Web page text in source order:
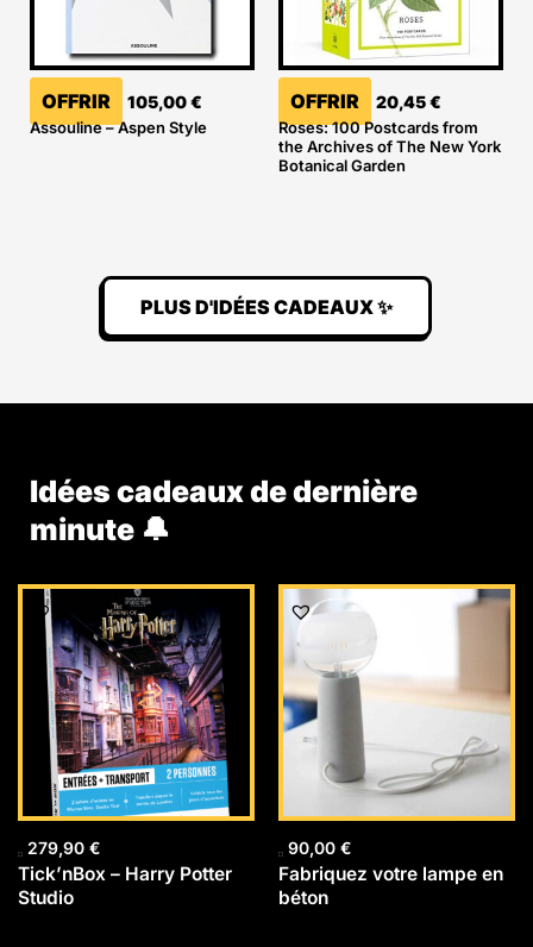
OFFRIR 105,00€
Assouline – Aspen Style
OFFRIR 20,45€
Roses: 100 Postcards from
the Archives of The New York
Botanical Garden
PLUS D'IDÉES CADEAUX ✨
Idées cadeaux de dernière
minute 🔔
279,90 €
Tick’nBox – Harry Potter
Studio
90,00 €
Fabriquez votre lampe en
béton